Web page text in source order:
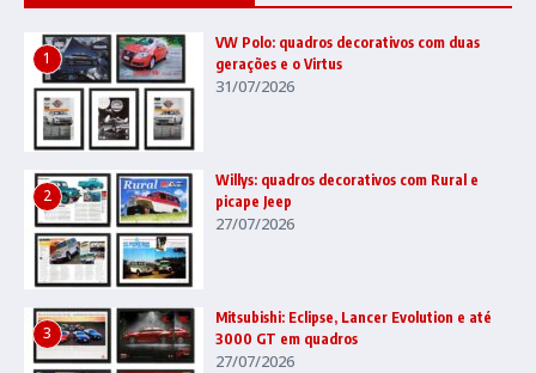
1
VW Polo: quadros decorativos com duas
gerações e o Virtus
31/07/2026
2
Willys: quadros decorativos com Rural e
picape Jeep
27/07/2026
3
Mitsubishi: Eclipse, Lancer Evolution e até
3000 GT em quadros
27/07/2026